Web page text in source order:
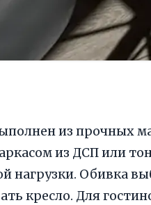
из прочных
из ДСП или
нагрузки. Обивка
кресло. Для